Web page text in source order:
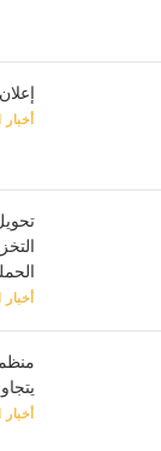
أخبار
أخبار
أخبار